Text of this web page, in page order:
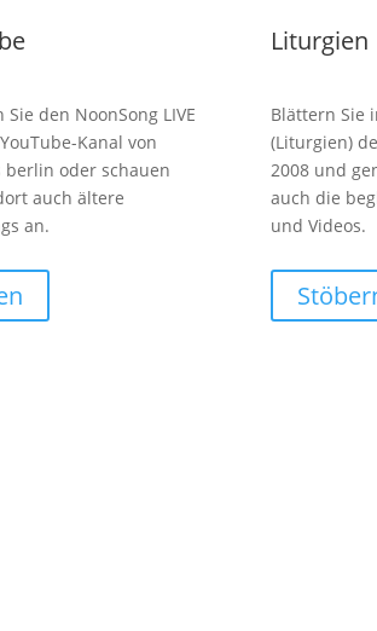
Sie den NoonSong LIVE
Kanal von
berlin oder schauen
auch ältere
an.
Liturgien
Blättern Sie
(Liturgien)
2008 und
auch die
und Videos.